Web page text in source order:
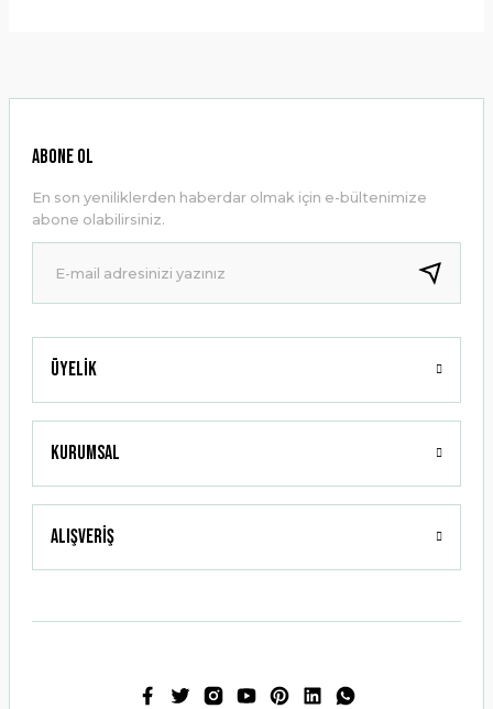
Ürün resmi kalitesiz, bozuk veya görüntülenemiyor.
Ürün bilgilerinde hatalar bulunuyor.
Ürün fiyatı diğer sitelerden daha pahalı.
Bu ürüne benzer farklı alternatifler olmalı.
Gönder
Üyelik
Kurumsal
Alışveriş
ABONE OL
En son yeniliklerden haberdar olmak için e-bültenimize
abone olabilirsiniz.